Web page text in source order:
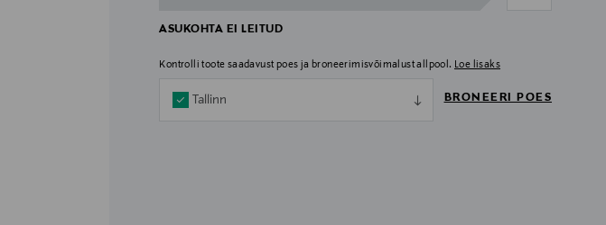
ASUKOHTA EI LEITUD
Kontrolli toote saadavust poes ja broneerimisvõimalust allpool. Loe lisaks
Tallinn BRONEERI POES